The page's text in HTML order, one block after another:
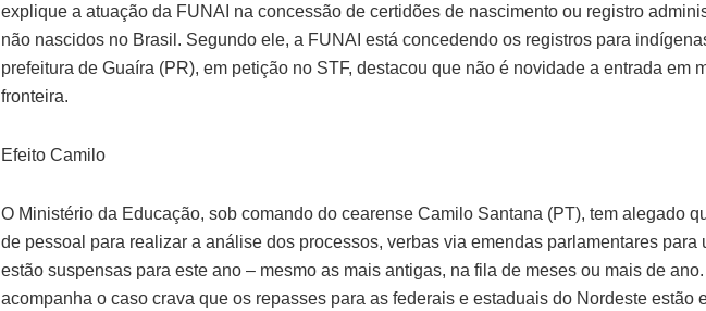
explique a atuação da FUNAI na concessão de certidões de nascimento ou registro
não nascidos no Brasil. Segundo ele, a FUNAI está concedendo os registros para
prefeitura de Guaíra (PR), em petição no STF, destacou que não é novidade a entrada em
fronteira.
Efeito Camilo
O Ministério da Educação, sob comando do cearense Camilo Santana (PT), tem alegado
de pessoal para realizar a análise dos processos, verbas via emendas parlamentares para
estão suspensas para este ano – mesmo as mais antigas, na fila de meses ou mais de
acompanha o caso crava que os repasses para as federais e estaduais do Nordeste estão